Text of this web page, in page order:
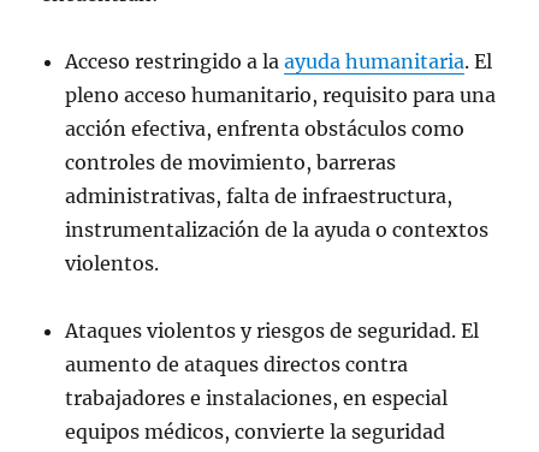
Acceso restringido a laayuda humanitaria. El
pleno acceso humanitario, requisito para una
acción efectiva, enfrenta obstáculos como
controles de movimiento, barreras
administrativas, falta de infraestructura,
instrumentalización de la ayuda o contextos
violentos.
Ataques violentos y riesgos de seguridad. El
aumento de ataques directos contra
trabajadores e instalaciones, en especial
equipos médicos, convierte la seguridad